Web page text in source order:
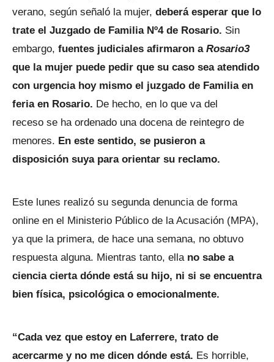
verano, según señaló la mujer, deberá esperar que lo
trate el Juzgado de Familia Nº4 de Rosario. Sin
embargo, fuentes judiciales afirmaron aRosario3
que la mujer puede pedir que su caso sea atendido
con urgencia hoy mismo el juzgado de Familia en
feria en Rosario. De hecho, en lo que va del
receso se ha ordenado una docena de reintegro de
menores. En este sentido, se pusieron a
disposición suya para orientar su reclamo.
Este lunes realizó su segunda denuncia de forma
online en el Ministerio Público de la Acusación (MPA),
ya que la primera, de hace una semana, no obtuvo
respuesta alguna. Mientras tanto, ella no sabe a
ciencia cierta dónde está su hijo, ni si se encuentra
bien física, psicológica o emocionalmente.
“Cada vez que estoy en Laferrere, trato de
acercarme y no me dicen dónde está. Es horrible,